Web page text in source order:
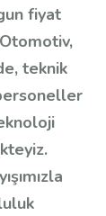
fiyat
teknik